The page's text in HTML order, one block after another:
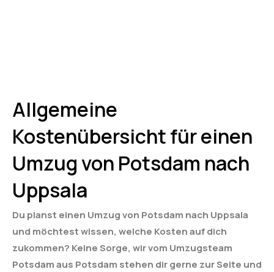
Allgemeine
Kostenübersicht für einen
Umzug von Potsdam nach
Uppsala
Du planst einen Umzug von Potsdam nach Uppsala
und möchtest wissen, welche Kosten auf dich
zukommen? Keine Sorge, wir vom Umzugsteam
Potsdam aus Potsdam stehen dir gerne zur Seite und